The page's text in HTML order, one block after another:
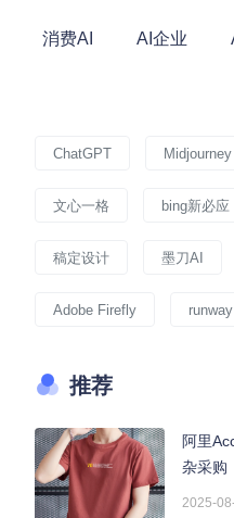
消费AI AI企业
ChatGPT Midjourney
文心一格 bing新必应
稿定设计 墨刀AI
Adobe Firefly runway
推荐
阿里
杂采购
2025-